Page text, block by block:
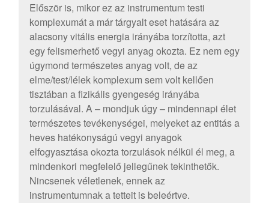
Először is, mikor ez az instrumentum testi
komplexumát a már tárgyalt eset hatására az
alacsony vitális energia irányába torzította, azt
egy felismerhető vegyi anyag okozta. Ez nem egy
úgymond természetes anyag volt, de az
elme/test/lélek komplexum sem volt kellően
tisztában a fizikális gyengeség irányába
torzulásával. A – mondjuk úgy – mindennapi élet
természetes tevékenységei, melyeket az entitás a
heves hatékonyságú vegyi anyagok
elfogyasztása okozta torzulások nélkül él meg, a
mindenkori megfelelő jellegűnek tekinthetők.
Nincsenek véletlenek, ennek az
instrumentumnak a tetteit is beleértve.